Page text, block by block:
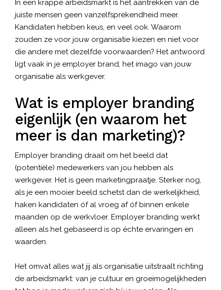
In een krappe arbeidsmarkt is het aantrekken van de
juiste mensen geen vanzelfsprekendheid meer.
Kandidaten hebben keus, en veel ook. Waarom
zouden ze voor jouw organisatie kiezen en niet voor
die andere met dezelfde voorwaarden? Het antwoord
ligt vaak in je employer brand, het imago van jouw
organisatie als werkgever.
Wat is employer branding
eigenlijk (en waarom het
meer is dan marketing)?
Employer branding draait om het beeld dat
(potentiële) medewerkers van jou hebben als
werkgever. Het is geen marketingpraatje. Sterker nog,
als je een mooier beeld schetst dan de werkelijkheid,
haken kandidaten óf al vroeg af óf binnen enkele
maanden op de werkvloer. Employer branding werkt
alleen als het gebaseerd is op échte ervaringen en
waarden.
Het omvat alles wat jij als organisatie uitstraalt richting
de arbeidsmarkt: van je cultuur en groeimogelijkheden